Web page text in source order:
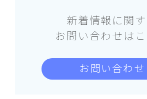
新着情報に関す
お問い合わせは
お問い合わせ